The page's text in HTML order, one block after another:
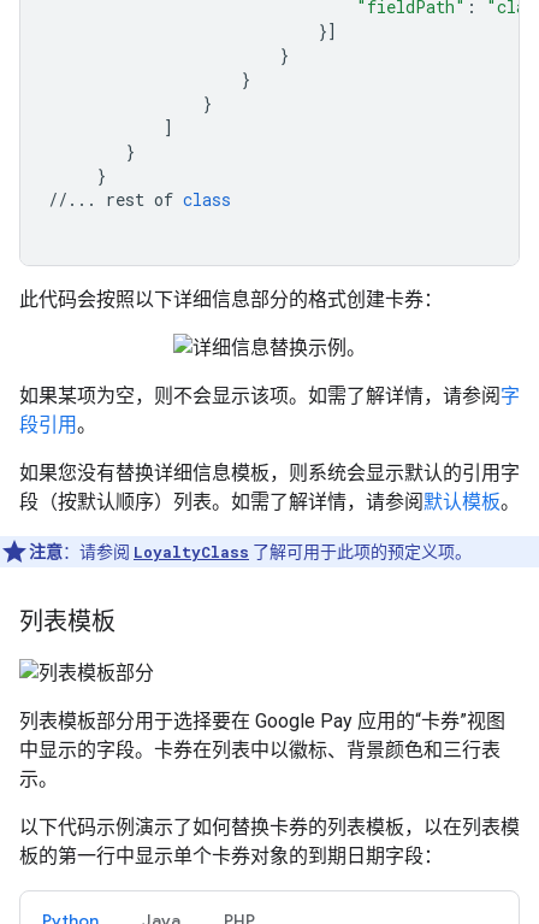
"fieldPath" :
}]
}
}
}
]
}
}
//...
rest of class
此代码会按照以下详细信息部分的格式创建卡券：
如果某项为空，则不会显示该项。如需了解详情，请参阅字
段引用。
如果您没有替换详细信息模板，则系统会显示默认的引用字
段（按默认顺序）列表。如需了解详情，请参阅默认模板。
注意：请参阅 LoyaltyClass 了解可用于此项的预定义项。
列表模板
列表模板部分用于选择要在 Google Pay 应用的“卡券”视图
中显示的字段。卡券在列表中以徽标、背景颜色和三行表
示。
以下代码示例演示了如何替换卡券的列表模板，以在列表模
板的第一行中显示单个卡券对象的到期日期字段：